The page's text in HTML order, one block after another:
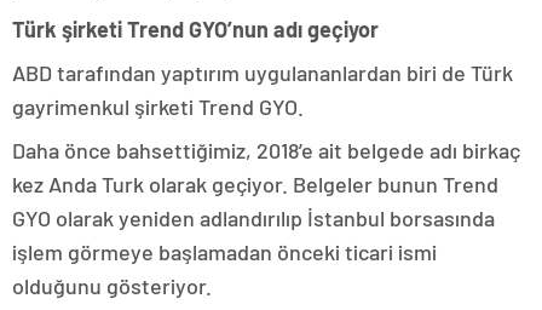
Türk şirketi Trend GYO’nun adı geçiyor
ABD tarafından yaptırım uygulananlardan biri de Türk
gayrimenkul şirketi Trend GYO.
Daha önce bahsettiğimiz, 2018’e ait belgede adı birkaç
kez Anda Turk olarak geçiyor. Belgeler bunun Trend
GYO olarak yeniden adlandırılıp İstanbul borsasında
işlem görmeye başlamadan önceki ticari ismi
olduğunu gösteriyor.